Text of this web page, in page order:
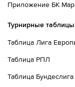
Приложение БК
Турнирные таблицы
Таблица Лига
Таблица РПЛ
Таблица Бундеслига